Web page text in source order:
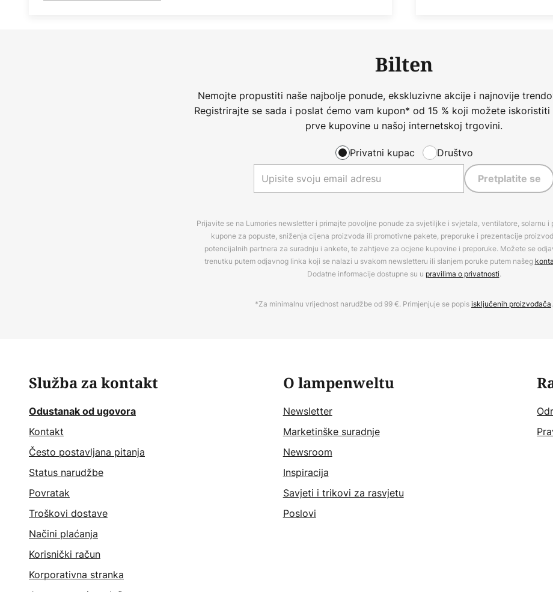
Bilten
Nemojte propustiti naše najbolje ponude, ekskluzivne akcije i najnovije
Registrirajte se sada i poslat ćemo vam kupon* od 15 % koji možete
prve kupovine u našoj internetskoj trgovini.
Privatni kupac Društvo
Pretplatite se
Prijavite se na Lumories newsletter i primajte povoljne ponude za svjetiljke i svjetala, ventilatore, solarnu i
kupone za popuste, sniženja cijena proizvoda ili promotivne pakete, preporuke i prezentacije
potencijalnih partnera za suradnju i ankete, te zahtjeve za ocjene kupovine i preporuke. Možete se
trenutku putem odjavnog linka koji se nalazi u svakom newsletteru ili slanjem poruke putem našeg
Dodatne informacije dostupne su u pravilima o privatnosti.
*Za minimalnu vrijednost narudžbe od 99 €. Primjenjuje se popisisključenih proizvođača.
Služba za kontakt
Odustanak od ugovora
Kontakt
Često postavljana pitanja
Status narudžbe
Povratak
Troškovi dostave
Načini plaćanja
Korisnički račun
Korporativna stranka
O lampenweltu
Newsletter
Marketinške suradnje
Newsroom
Inspiracija
Savjeti i trikovi za rasvjetu
Poslovi